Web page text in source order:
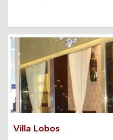
Villa Lobos